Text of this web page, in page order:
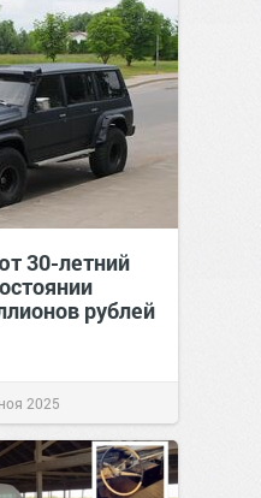
30-летний
рублей
2025